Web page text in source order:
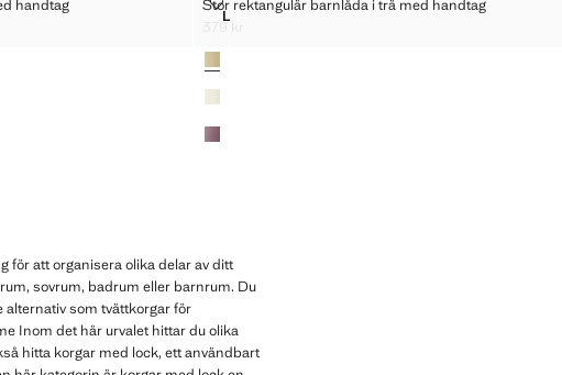
MED HANDTAG
handtag Storlekar
LSTOR REKTANGULÄR BARNLÅDA I TRÄ MED
Stor rektangulär barnlåda i trä med handtag
379 kr
Färger
för att organisera olika delar av ditt
sovrum, badrum eller barnrum. Du
som tvättkorgar för
Inom det här urvalet hittar du olika
hitta korgar med lock, ett användbart